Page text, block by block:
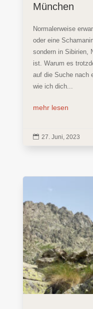
München
Normalerweise
oder eine
sondern in Sibirien,
ist. Warum es
auf die Suche nach
wie ich dich...
mehr lesen
 27. Juni, 2023